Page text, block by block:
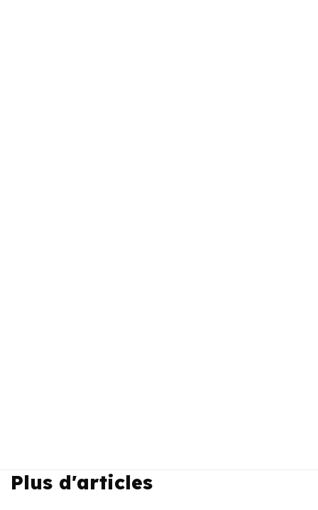
Plus d'articles